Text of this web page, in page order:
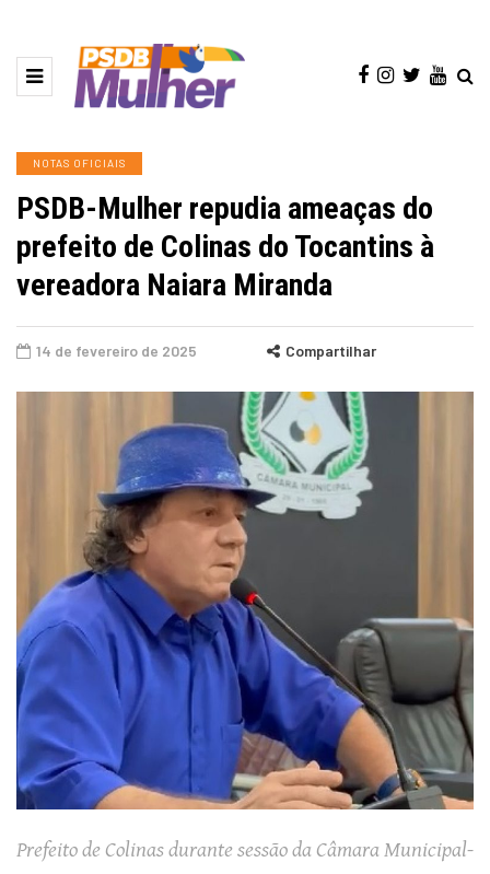
NOTAS OFICIAIS
PSDB-Mulher repudia ameaças do
prefeito de Colinas do Tocantins à
vereadora Naiara Miranda
14 de fevereiro de 2025 Compartilhar
Prefeito de Colinas durante sessão da Câmara Municipal-